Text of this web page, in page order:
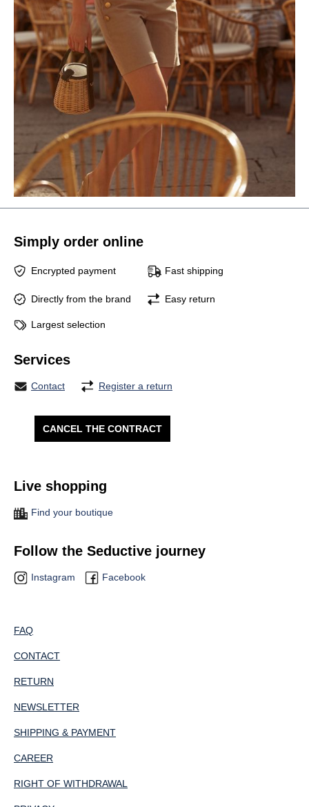
Simply order online
Encrypted payment Fast shipping
Directly from the brand Easy return
Largest selection
Services
Contact Register a return
CANCEL THE CONTRACT
Live shopping
Find your boutique
Follow the Seductive journey
Instagram Facebook
FAQ
CONTACT
RETURN
NEWSLETTER
SHIPPING & PAYMENT
CAREER
RIGHT OF WITHDRAWAL